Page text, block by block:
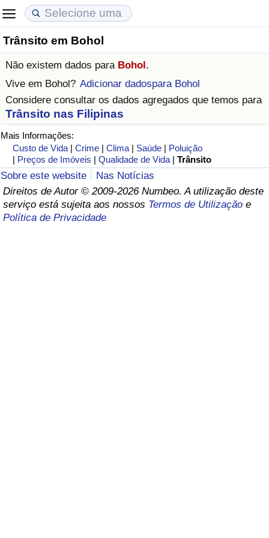
Trânsito em Bohol
Não existem dados para Bohol.
Vive em Bohol? Adicionar dadospara Bohol
Considere consultar os dados agregados que temos para
Trânsito nas Filipinas
Mais Informações:
Custo de Vida |Crime |Clima | Saúde | Poluição
| Preços de Imóveis |Qualidade de Vida |Trânsito
Sobre este website
Nas Notícias
Direitos de Autor © 2009-2026 Numbeo. A utilização deste
serviço está sujeita aos nossos Termos de Utilização e
Política de Privacidade
Custo de Vida
Indicador de Custo de Vida
Indicador de Custo de Vida Por País
em Aqaba
Preços de Imóveis
Indicador de Preços de Imóveis
Indicador de Preços de Imóveis por País
Qualidade de Vida
Indicador de Qualidade de Vida (Atual)
Índice de qualidade de vida por país
Crime
Taxa do Indicador de Crime (Atual)